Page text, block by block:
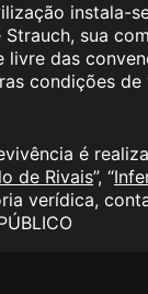
instala-
sua
das
condições
é
de Rivais”, “
verídica,